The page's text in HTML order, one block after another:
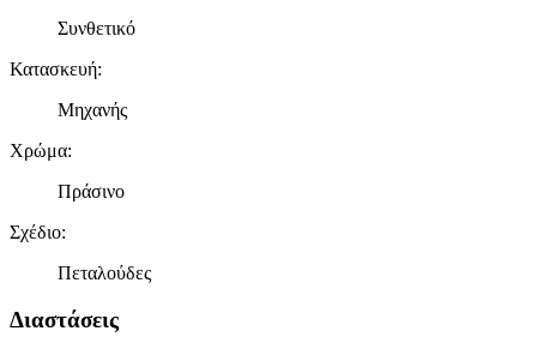
Συνθετικό
Κατασκευή:
Μηχανής
Χρώμα:
Πράσινο
Σχέδιο:
Πεταλούδες
Διαστάσεις